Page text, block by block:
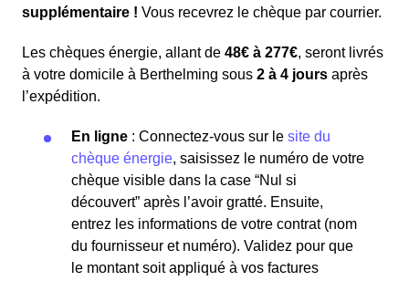
supplémentaire ! Vous recevrez le chèque par courrier.
Les chèques énergie, allant de 48€ à 277€, seront livrés
à votre domicile à Berthelming sous 2 à 4 jours après
l’expédition.
En ligne : Connectez-vous sur le site du
chèque énergie, saisissez le numéro de votre
chèque visible dans la case “Nul si
découvert” après l’avoir gratté. Ensuite,
entrez les informations de votre contrat (nom
du fournisseur et numéro). Validez pour que
le montant soit appliqué à vos factures